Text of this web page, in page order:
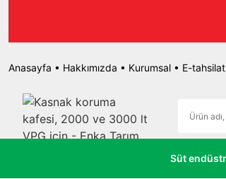
Anasayfa • Hakkımızda • Kurumsal • E-tahsilat
Süt